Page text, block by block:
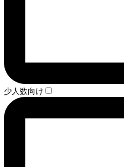
少人数向け